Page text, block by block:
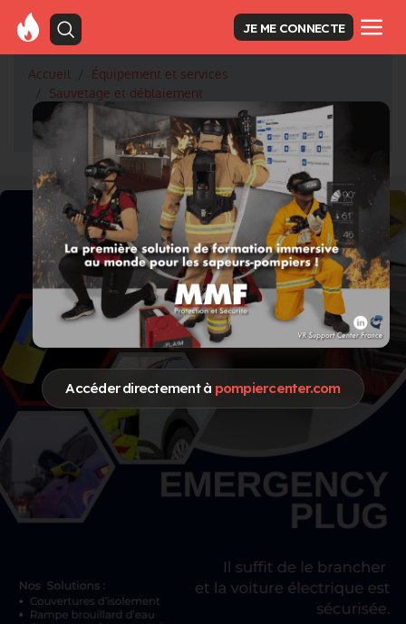
Accéder directement à pompiercenter.com
JE ME CONNECTE
Accueil
Équipement et services
Sauvetage et déblaiement
CAMÉRA D’EXPLORATION À TÊTE MOTORISÉE
ORIENTABLE À 360°